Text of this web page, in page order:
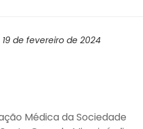
19 de fevereiro de 2024
Médica da Sociedade